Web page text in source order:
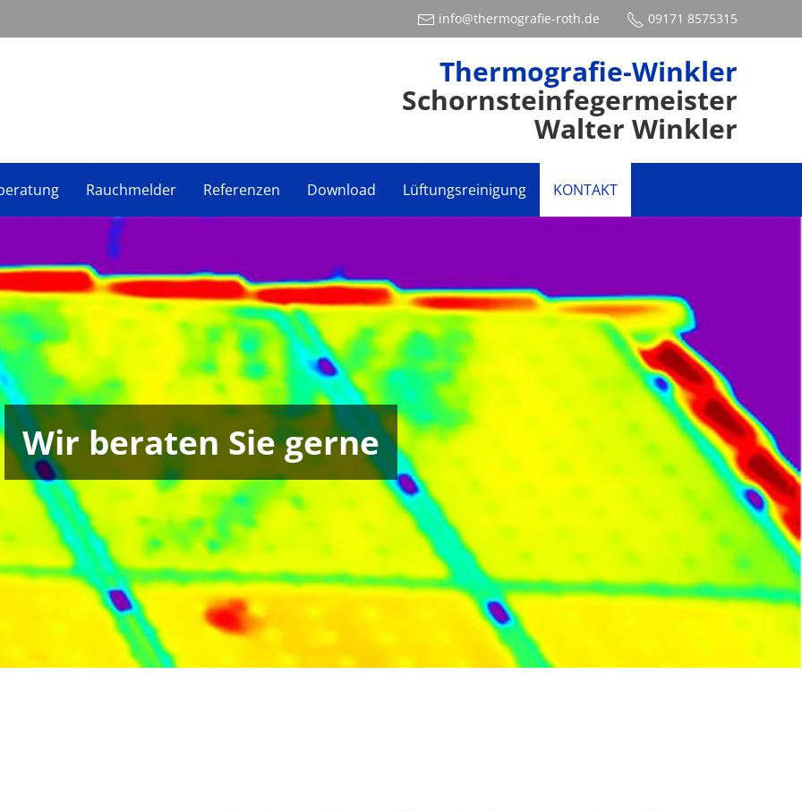
info@thermografie-roth.de 09171 8575315
Thermografie-Winkler
Schornsteinfegermeister
Walter Winkler
Rauchmelder Referenzen Download Lüftungsreinigung KONTAKT
Wir beraten Sie gerne